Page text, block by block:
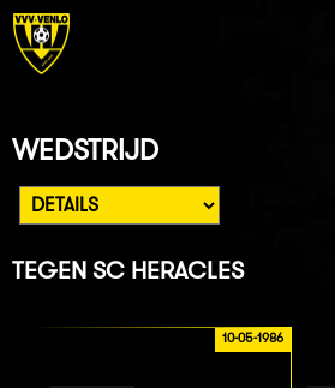
WEDSTRIJD
TEGEN SC HERACLES
10-05-1986